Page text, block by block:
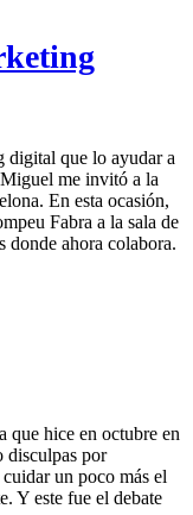
digital que lo ayudar a
me invitó a la
En esta ocasión,
Fabra a la sala de
donde ahora colabora.
que hice en octubre en
disculpas por
un poco más el
Y este fue el debate